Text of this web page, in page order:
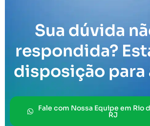
Sua dúvida
respondida?
disposição para
Fale com Nossa Equipe em Rio
RJ